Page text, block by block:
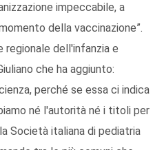
impeccabile, a
della vaccinazione”.
regionale dell'infanzia e
che ha aggiunto:
perché se essa ci indica
né l'autorità né i titoli per
Società italiana di pediatria